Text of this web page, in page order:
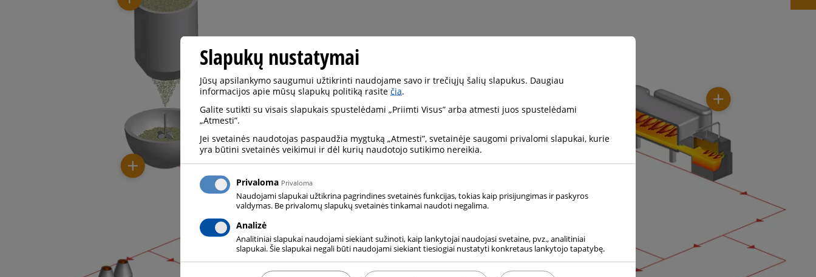
Slapukų nustatymai
Jūsų apsilankymo saugumui užtikrinti naudojame savo ir trečiųjų šalių slapukus. Daugiau
informacijos apie mūsų slapukų politiką rasite čia.
Galite sutikti su visais slapukais spustelėdami „Priimti Visus” arba atmesti juos spustelėdami
„Atmesti”.
Jei svetainės naudotojas paspaudžia mygtuką „Atmesti”, svetainėje saugomi privalomi slapukai, kurie
yra būtini svetainės veikimui ir dėl kurių naudotojo sutikimo nereikia.
Privaloma Privaloma
Naudojami slapukai užtikrina pagrindines svetainės funkcijas, tokias kaip prisijungimas ir paskyros
valdymas. Be privalomų slapukų svetainės tinkamai naudoti negalima.
Analizė
Analitiniai slapukai naudojami siekiant sužinoti, kaip lankytojai naudojasi svetaine, pvz., analitiniai
slapukai. Šie slapukai negali būti naudojami siekiant tiesiogiai nustatyti konkretaus lankytojo tapatybę.